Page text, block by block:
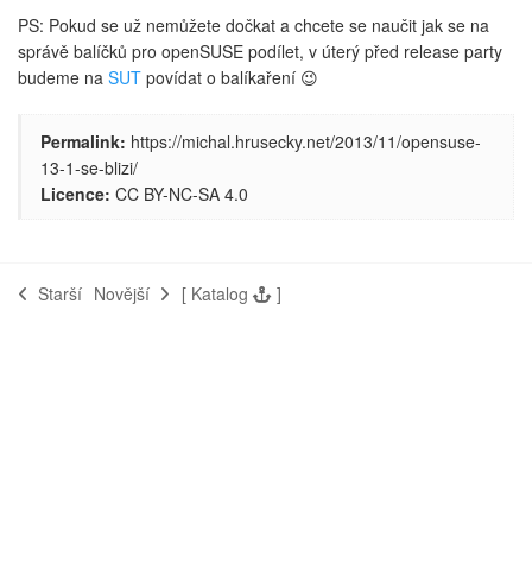
PS: Pokud se už nemůžete dočkat a chcete se naučit jak se na
správě balíčků pro openSUSE podílet, v úterý před release party
budeme na SUT povídat o balíkaření 😉
Permalink: https://michal.hrusecky.net/2013/11/opensuse-
13-1-se-blizi/
Licence: CC BY-NC-SA 4.0
Starší Novější [ Katalog ]